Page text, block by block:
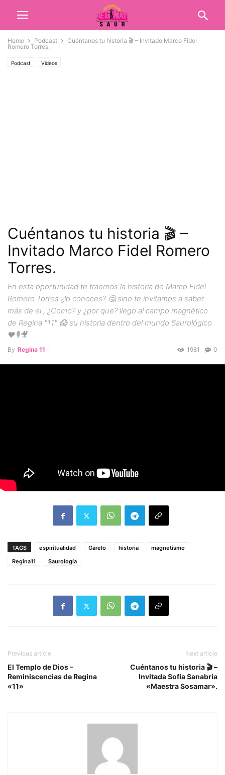
Home Podcast
Cuéntanos tu historia 🎬 – Invitado Marco Fidel
Romero Torres.
Podcast Videos
Cuéntanos tu historia 🎬 –
Invitado Marco Fidel Romero
Torres.
En esta oportunidad te traemos la historia de Marco Fidel
Romero Torres ¿lo conoces? 🤔 sino te invitamos a saber
más de el , ¿Como? y ¿por que? llego al campo magnético
de Regina "11" 😱 su historia dentro del mundo Saurológico
❤️🎙🎥
By Regina 11 - 0
1981
TAGS espiritualidad Garelo historia
magnetismo
Regina11
Saurología
Previous article
El Templo de Dios –
Reminiscencias de Regina
«11»
Next article
Cuéntanos tu historia 🎬 –
Invitada Sofia Sanabria
«Maestra Sosamar».